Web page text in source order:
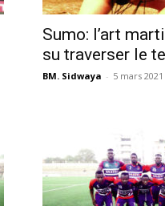
Sumo: l’art
su traverser le
BM. Sidwaya - 5 mars 2021